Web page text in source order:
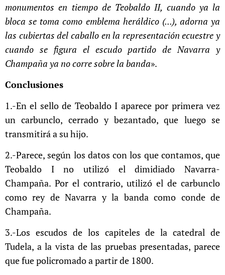
monumentos en tiempo de Teobaldo II, cuando ya la
bloca se toma como emblema heráldico (...), adorna ya
las cubiertas del caballo en la representación ecuestre y
cuando se figura el escudo partido de Navarra y
Champaña ya no corre sobre la banda».
Conclusiones
1.-En el sello de Teobaldo I aparece por primera vez
un carbunclo, cerrado y bezantado, que luego se
transmitirá a su hijo.
2.-Parece, según los datos con los que contamos, que
Teobaldo I no utilizó el dimidiado Navarra-
Champaña. Por el contrario, utilizó el de carbunclo
como rey de Navarra y la banda como conde de
Champaña.
3.-Los escudos de los capiteles de la catedral de
Tudela, a la vista de las pruebas presentadas, parece
que fue policromado a partir de 1800.